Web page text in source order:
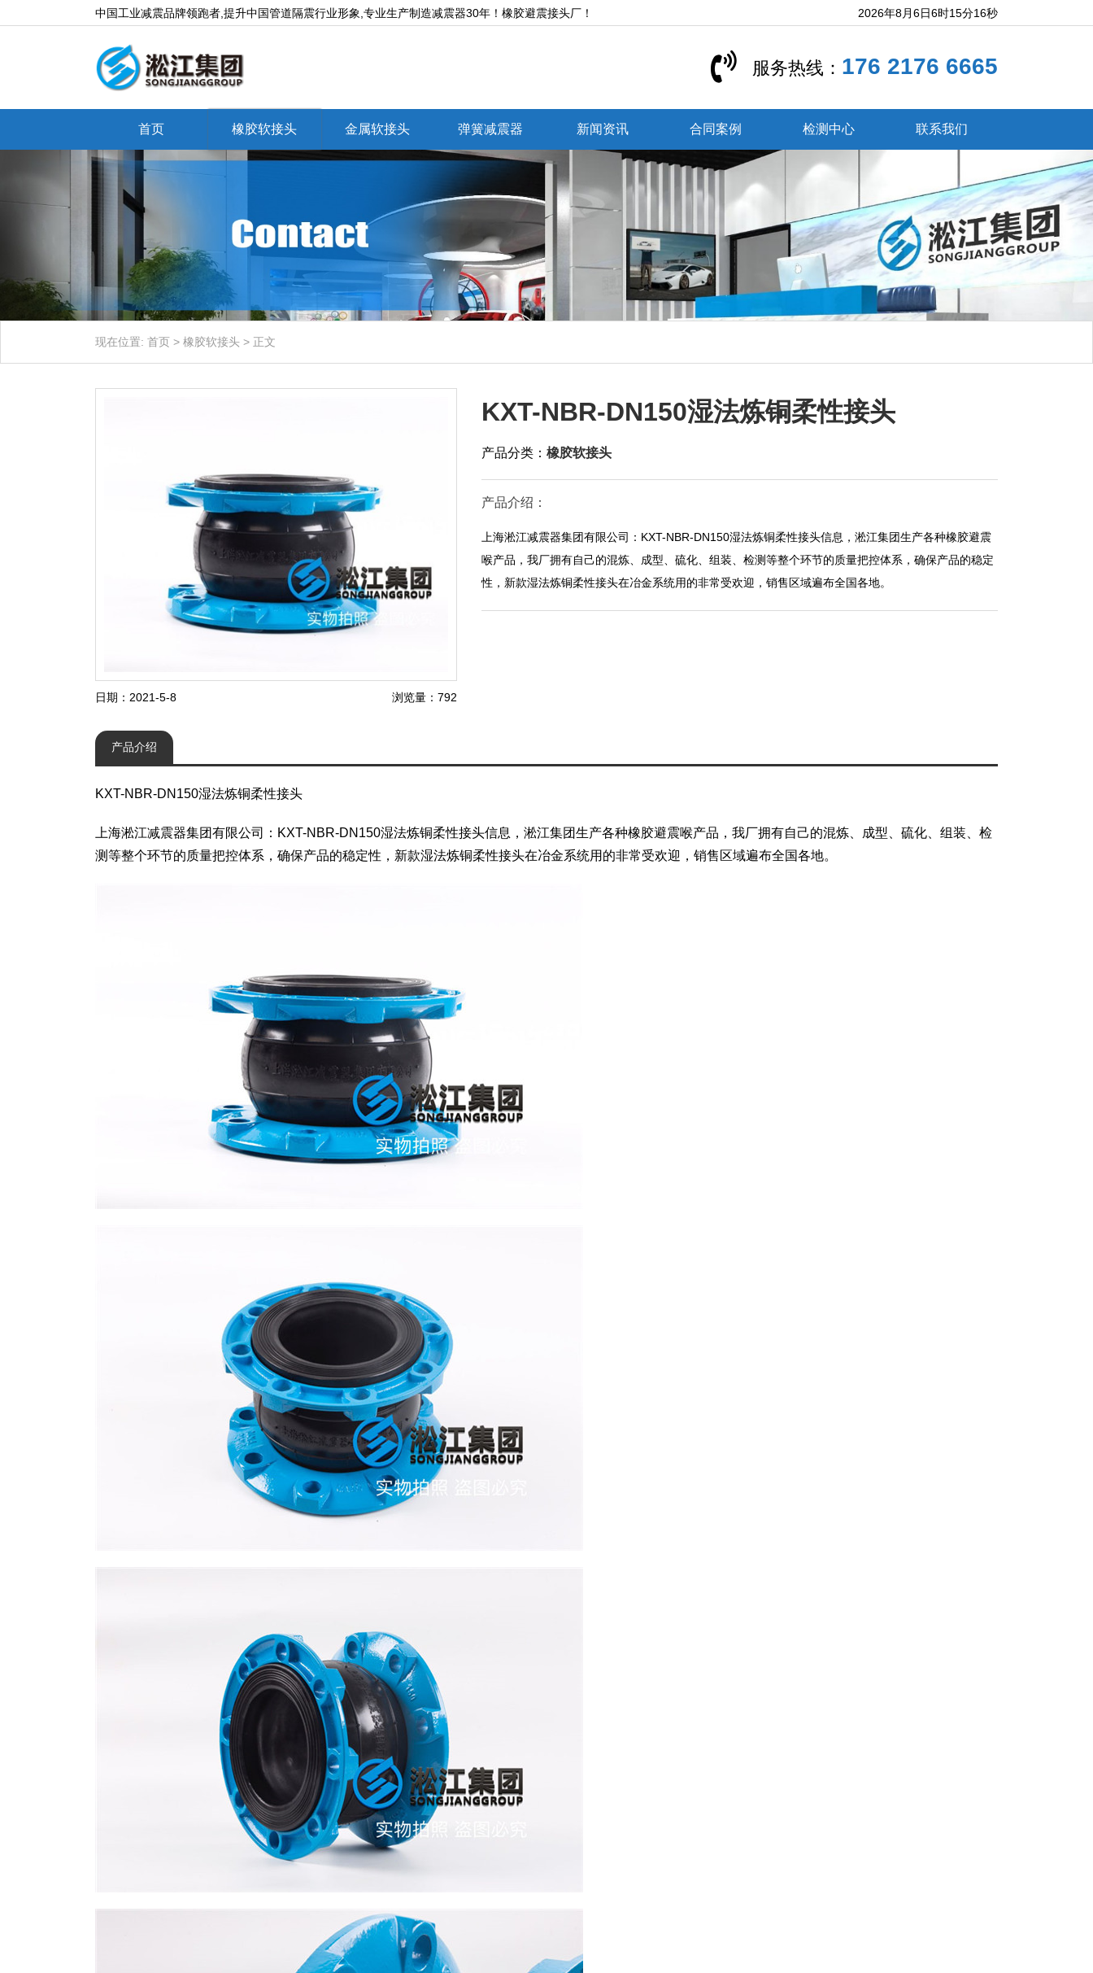
中国工业减震品牌领跑者,提升中国管道隔震行业形象,专业生产制造减震器30年！橡胶避震接头厂！ 2026年8月6日6时15分17秒
服务热线： 176 2176 6665
首页 橡胶软接头 金属软接头 弹簧减震器 新闻资讯 合同案例 检测中心 联系我们
现在位置: 首页 > 橡胶软接头 > 正文
日期：2021-5-8 浏览量：792
KXT-NBR-DN150湿法炼铜柔性接头
产品分类： 橡胶软接头
产品介绍：
上海淞江减震器集团有限公司：KXT-NBR-DN150湿法炼铜柔性接头信息，淞江集团生产各种橡胶避震
喉产品，我厂拥有自己的混炼、成型、硫化、组装、检测等整个环节的质量把控体系，确保产品的稳定
性，新款湿法炼铜柔性接头在冶金系统用的非常受欢迎，销售区域遍布全国各地。
产品介绍
KXT-NBR-DN150湿法炼铜柔性接头
上海淞江减震器集团有限公司：KXT-NBR-DN150湿法炼铜柔性接头信息，淞江集团生产各种橡胶避震喉产品，我厂拥有自己的混炼、成型、硫化、组装、检
测等整个环节的质量把控体系，确保产品的稳定性，新款湿法炼铜柔性接头在冶金系统用的非常受欢迎，销售区域遍布全国各地。